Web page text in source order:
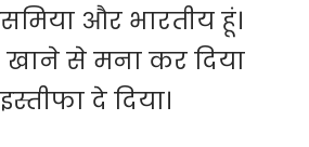
और भारतीय हूं।
से मना कर दिया
दे दिया।